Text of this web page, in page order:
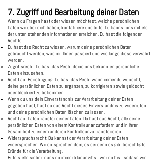
7. Zugriff und Bearbeitung deiner Daten
Wenn du Fragen hast oder wissen möchtest, welche persönlichen
Daten wir über dich haben, kontaktiere uns bitte. Du kannst uns mittels
der unten stehenden Informationen erreichen. Du hast die folgenden
Rechte:
Du hast das Recht zu wissen, warum deine persönlichen Daten
gebraucht werden, was mit Ihnen passiert und wie lange diese verwahrt
werden.
Zugriffsrecht: Du hast das Recht deine uns bekannten persönliche
Daten einzusehen.
Recht auf Berichtigung: Du hast das Recht wann immer du wünscht,
deine persönlichen Daten zu ergänzen, zu korrigieren sowie gelöscht
oder blockiert zu bekommen.
Wenn du uns dein Einverständnis zur Verarbeitung deiner Daten
gegeben hast, hast du das Recht dieses Einverständnis zu widerrufen
und deine persönlichen Daten löschen zu lassen.
Recht auf Datentransfer deiner Daten: Du hast das Recht, alle deine
persönlichen Daten von einem Kontrolleur anzufordern und in ihrer
Gesamtheit zu einem anderen Kontrolleur zu transferieren.
Widerspruchsrecht: Du kannst der Verarbeitung deiner Daten
widersprechen. Wir entsprechen dem, es sei denn es gibt berechtigte
Gründe für die Verarbeitung.